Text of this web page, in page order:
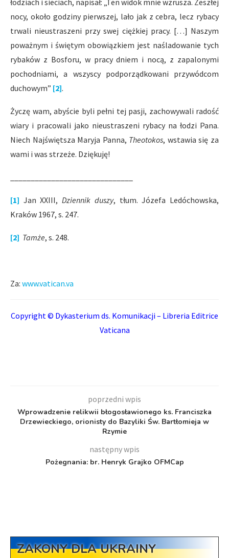
łodziach i sieciach, napisał: „Ten widok mnie wzrusza. Zeszłej
nocy, około godziny pierwszej, lało jak z cebra, lecz rybacy
trwali nieustraszeni przy swej ciężkiej pracy. […] Naszym
poważnym i świętym obowiązkiem jest naśladowanie tych
rybaków z Bosforu, w pracy dniem i nocą, z zapalonymi
pochodniami, a wszyscy podporządkowani przywódcom
duchowym” [2].
Życzę wam, abyście byli pełni tej pasji, zachowywali radość
wiary i pracowali jako nieustraszeni rybacy na łodzi Pana.
Niech Najświętsza Maryja Panna, Theotokos, wstawia się za
wami i was strzeże. Dziękuję!
[1] Jan XXIII,Dziennik duszy, tłum. Józefa Ledóchowska,
Kraków 1967, s. 247.
[2] Tamże, s. 248.
Za: www.vatican.va
Copyright © Dykasterium ds. Komunikacji – Libreria Editrice
Vaticana
poprzedni wpis
Wprowadzenie relikwii błogosławionego ks. Franciszka
Drzewieckiego, orionisty do Bazyliki Św. Bartłomieja w
Rzymie
następny wpis
Pożegnania: br. Henryk Grajko OFMCap
ZAKONY DLA UKRAINY